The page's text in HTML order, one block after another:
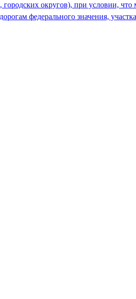
округов), при условии, что
федерального значения,